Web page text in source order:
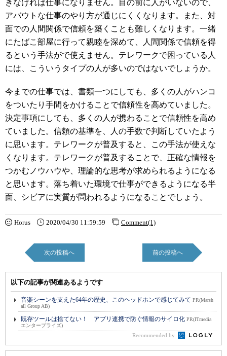
きなければ仕事になりません。目の前に人がいないので、
アバウトな仕事のやり方が通じにくくなります。また、対
面での人間関係で信頼を築くことも難しくなります。一緒
にたばこ部屋に行って親睦を深めて、人間関係で信頼を得
るという手法がで使えません。テレワークで困っている人
には、こういうタイプの人が多いのではないでしょうか。
今までの仕事では、書類一つにしても、多くの人がハンコ
をついたり手間をかけることで信頼性を高めていました。
決定事項にしても、多くの人が携わることで信頼性を高め
ていました。信頼の基準を、人の手数で判断していたよう
に思います。テレワークが普及すると、この手法が使えな
くなります。テレワークが普及することで、正確な情報を
つかむノウハウや、理論的な思考が求められるようになる
と思います。落ち着いた環境で仕事ができるようになる半
面、シビアに実質が問われるようになることでしょう。
Horus 2020/04/30 11:59:59 Comment(1)
次の投稿へ 前の投稿へ
以下の記事が関連あるようです
音楽シーンを支えた64年の歴史、このヘッドホンで感じてみて PR(Marsh
all Group AB)
既存ツールは捨てない！ アプリ連携で防ぐ情報のサイロ化 PR(ITmedia
エンタープライズ)
Recommended by